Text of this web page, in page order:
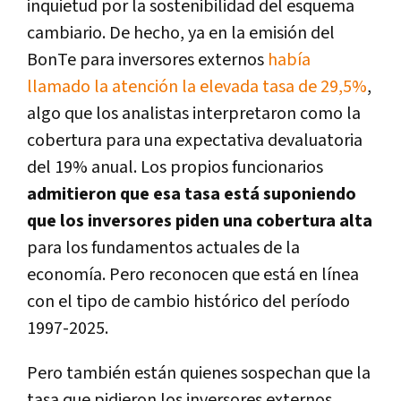
inquietud por la sostenibilidad del esquema
cambiario. De hecho, ya en la emisión del
BonTe para inversores externos había
llamado la atención la elevada tasa de 29,5%,
algo que los analistas interpretaron como la
cobertura para una expectativa devaluatoria
del 19% anual. Los propios funcionarios
admitieron que esa tasa está suponiendo
que los inversores piden una cobertura alta
para los fundamentos actuales de la
economía. Pero reconocen que está en línea
con el tipo de cambio histórico del período
1997-2025.
Pero también están quienes sospechan que la